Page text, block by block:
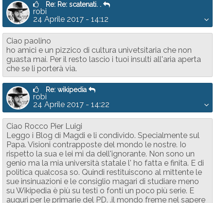
Re: Re: scatenati. .
robi
24 Aprile 2017 - 14:12
Ciao paolino
ho amici e un pizzico di cultura univetsitaria che non
guasta mai. Per il resto lascio i tuoi insulti all'aria aperta
che se li porterà via.
Re: wikipedia
robi
24 Aprile 2017 - 14:22
Ciao Rocco Pier Luigi
Leggo i Blog di Magdi e li condivido. Specialmente sul
Papa. Visioni contrapposte del mondo le nostre. Io
rispetto la sua e lei mi da dell'ignorante. Non sono un
genio ma la mia università statale l' ho fatta e finita. E di
politica qualcosa so. Quindi restituiscono al mittente le
sue insinuazioni e le consiglio magari di studiare meno
su Wikipedia è più su testi o fonti un poco più serie. E
auguri per le primarie del PD. .il mondo freme nel sapere